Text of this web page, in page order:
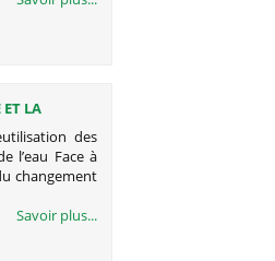
ET LA
LA
des
l’eau Face à
changement
Savoir plus...